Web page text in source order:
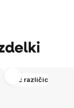
Več različic